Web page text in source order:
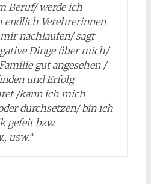
Beruf/ werde ich
endlich Verehrerinnen
nachlaufen/ sagt
Dinge über mich/
gut angesehen /
und Erfolg
/kann ich mich
durchsetzen/ bin ich
gefeit bzw.
usw.“